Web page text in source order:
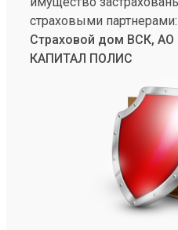
страховыми партнерами:
Страховой дом ВСК,
КАПИТАЛ ПОЛИС